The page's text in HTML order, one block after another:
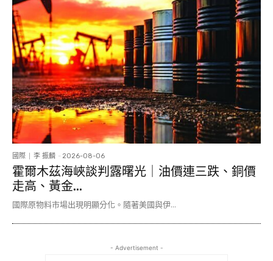
國際 李 振麟 - 2026-08-06
霍爾木茲海峽談判露曙光｜油價連三跌、銅價
走高、黃金...
國際原物料市場出現明顯分化。隨著美國與伊...
- Advertisement -